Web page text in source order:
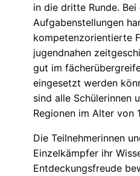
in die dritte Runde.
Aufgabenstellungen
kompetenzorientierte
jugendnahen
gut im
eingesetzt werden
sind alle Schülerinnen
Regionen im Alter von
Die Teilnehmerinnen
Einzelkämpfer ihr
Entdeckungsfreude